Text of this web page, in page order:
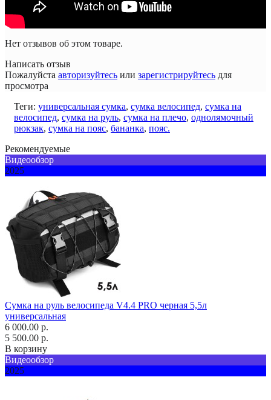
Нет отзывов об этом товаре.
Написать отзыв
Пожалуйста авторизуйтесь или зарегистрируйтесь для
просмотра
Теги: универсальная сумка, сумка велосипед, сумка на
велосипед, сумка на руль, сумка на плечо, однолямочный
рюкзак, сумка на пояс, бананка, пояс.
Рекомендуемые
Видеообзор
2025
Сумка на руль велосипеда V4.4 PRO черная 5,5л
универсальная
6 000.00 р.
5 500.00 р.
В корзину
Видеообзор
2025